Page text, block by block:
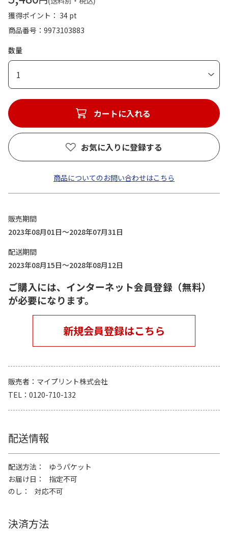
獲得ポイント： 34 pt
商品番号
9973103883
数量
1
カートに入れる
お気に入りに登録する
商品についてのお問い合わせはこちら
販売期間
2023年08月01日～2028年07月31日
配送期間
2023年08月15日～2028年08月12日
ご購入には、インターネット会員登録（無料）
が必要になります。
新規会員登録はこちら
販売者
マイプリント株式会社
TEL
0120-710-132
配送情報
配送方法
ゆうパケット
お届け日
指定不可
のし
対応不可
決済方法